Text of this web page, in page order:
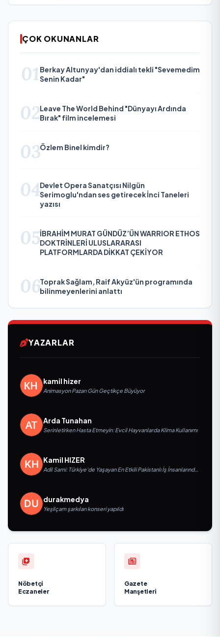
ÇOK OKUNANLAR
01 Berkay Altunyay'dan iddialı tekli "Sevemedim
Senin Kadar"
02Leave The World Behind "Dünyayı Ardında
Bırak" film incelemesi
03Özlem Binel kimdir?
04Devlet Opera Sanatçısı Nilgün
Serimoglu'ndan ses getirecek İnci Taneleri
yazısı
05İBRAHİM MURAT GÜNDÜZ’ÜN WARRIOR ETHOS
DOKTRİNLERİ ULUSLARARASI
PLATFORMLARDA DİKKAT ÇEKİYOR
06Toprak Sağlam, Raif Akyüz'ün programında
bilinmeyenlerini anlattı
YAZARLAR
kamil hizer
Animasyon Pazarı Gün Geçtikçe Büyüyor
Arda Tunahan
Serinletirken Hasta Etmeyin: Evcil Hayvanlarda Klima Kullanımı
Kamil HIZER
Adil Sami: Türkiye’de Yaşayan En Etkili Pakistanlı İş İnsanlarından
durakmedya
Yeşilçam şarkıları konseri yapıldı
Nöbetçi
Eczaneler
Gazete
Manşetleri